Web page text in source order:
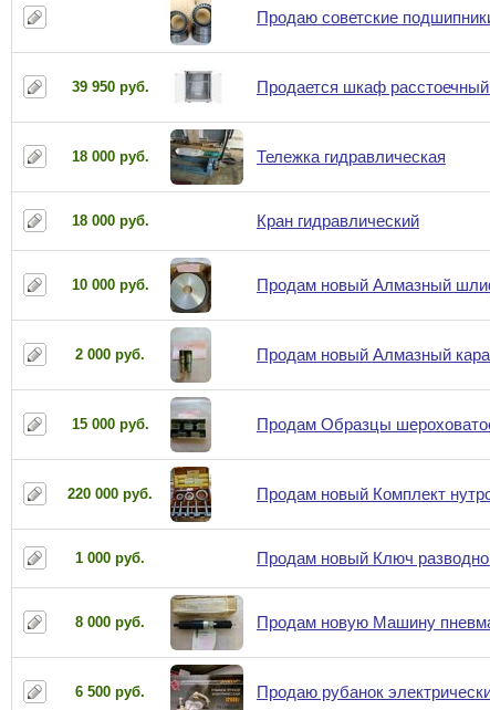
Продаю советские
39 950 руб. Продается шкаф
18 000 руб. Тележка гидравлическая
18 000 руб. Кран гидравлический
10 000 руб. Продам новый Алмазный
2 000 руб. Продам новый Алмазный
15 000 руб. Продам Образцы
220 000 руб. Продам новый Комплект
1 000 руб. Продам новый Ключ
8 000 руб. Продам новую Машину
6 500 руб. Продаю рубанок